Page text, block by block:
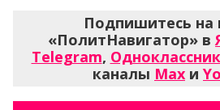
Подпишитесь на
«ПолитНавигатор» в
Telegram,
каналы Max и